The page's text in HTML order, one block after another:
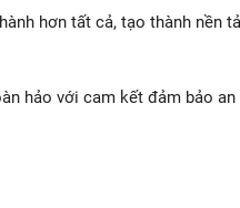
hơn tất cả, tạo thành nền
hảo với cam kết đảm bảo